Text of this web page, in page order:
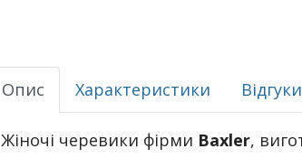
Опис Характеристики Відгуки
Жіночі черевики фірми Baxler,